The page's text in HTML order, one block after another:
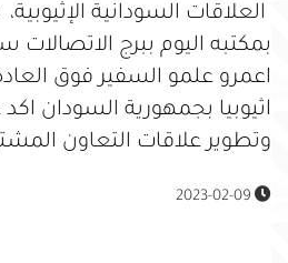
العلاقات السودانية
بمكتبه اليوم ببرج
اعمرو علمو السفير فوق
اثيوبيا بجمهورية السودان
وتطوير علاقات التعاون